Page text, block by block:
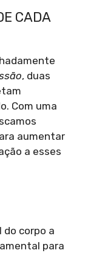
CADA
, duas
Com uma
aumentar
a esses
do corpo a
para